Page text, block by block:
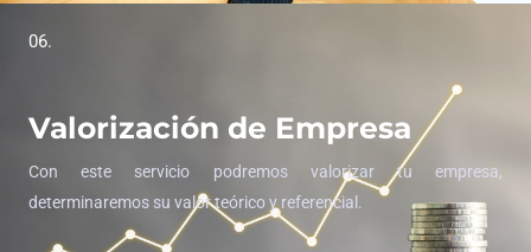
06.
Valorización de Empresa
Con este servicio podremos valorizar tu empresa,
determinaremos su valor teórico y referencial.